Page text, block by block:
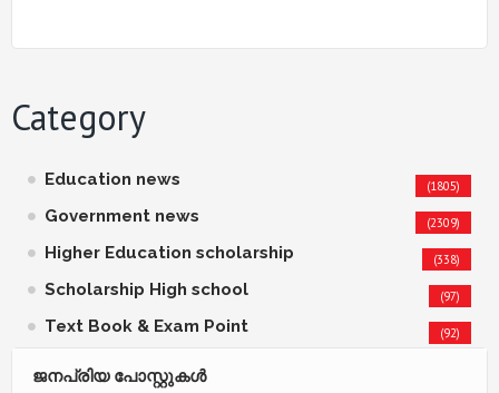
Category
Education news (1805)
Government news (2309)
Higher Education scholarship (338)
Scholarship High school (97)
Text Book & Exam Point (92)
ജനപ്രിയ പോസ്റ്റുകള്‍‌